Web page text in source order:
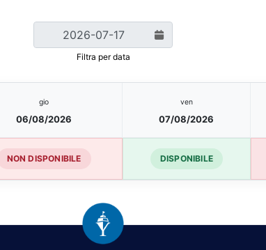
Filtra per data
gio
06/08/2026
ven
07/08/2026
NON DISPONIBILE DISPONIBILE